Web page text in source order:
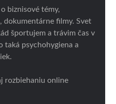
biznisové témy,
dokumentárne filmy. Svet
športujem a trávim čas v
taká psychohygiena a
rozbiehaniu online